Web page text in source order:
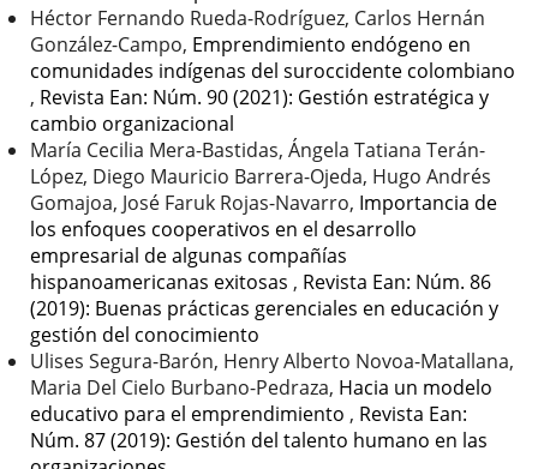
Héctor Fernando Rueda-Rodríguez, Carlos Hernán
González-Campo, Emprendimiento endógeno en
comunidades indígenas del suroccidente colombiano
, Revista Ean: Núm. 90 (2021): Gestión estratégica y
cambio organizacional
María Cecilia Mera-Bastidas, Ángela Tatiana Terán-
López, Diego Mauricio Barrera-Ojeda, Hugo Andrés
Gomajoa, José Faruk Rojas-Navarro, Importancia de
los enfoques cooperativos en el desarrollo
empresarial de algunas compañías
hispanoamericanas exitosas , Revista Ean: Núm. 86
(2019): Buenas prácticas gerenciales en educación y
gestión del conocimiento
Ulises Segura-Barón, Henry Alberto Novoa-Matallana,
Maria Del Cielo Burbano-Pedraza, Hacia un modelo
educativo para el emprendimiento , Revista Ean:
Núm. 87 (2019): Gestión del talento humano en las